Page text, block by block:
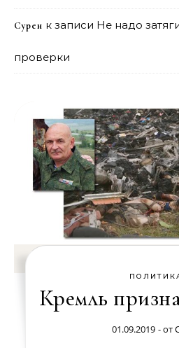
Сурен к записи Не надо
проверки
Кремль
01.09.2019 - от